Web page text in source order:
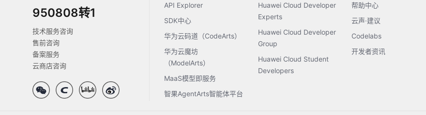
950808转1
技术服务咨询
售前咨询
备案服务
云商店咨询
API Explorer
SDK中心
华为云码道（CodeArts）
华为云魔坊
（ModelArts）
MaaS模型即服务
智果AgentArts智能体平台
Huawei Cloud Developer
Experts
Huawei Cloud Developer
Group
Huawei Cloud Student
Developers
帮助中心
云声·建议
Codelabs
开发者资讯